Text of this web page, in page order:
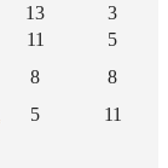
13
3
11
5
8
8
5 11